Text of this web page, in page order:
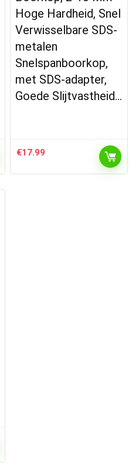
Hoge Hardheid, Snel
Verwisselbare SDS-
metalen
Snelspanboorkop,
met SDS-adapter,
Goede Slijtvastheid…
€17.99